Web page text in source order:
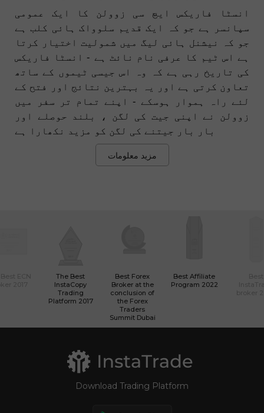
انسٹا فاریکس ایچ سی زوولن کا ایک عمومی
سپانسر ہے جو کہ ایک قدیم سلوواک ہائی کلب ہے
جو کہ نیشنل ہائی لیگ میں شمولیت اختیار کرتا
ہے اس ٹیم کا عرفی نام نائٹ ہے - انسٹا فاریکس
کی تاریخ رہی ہے کہ وہ اس جیسی ٹیموں کے ساتھ
تعاون کرتی ہے اور یہ بہترین نتائج اور فتح کے
لئے راہ ہموار ہوسکے - اپنے تمام تر سفر میں
زوولن نے اپنی جیت کی لگن ، بلند حوصلے اور
بار بار جیتنے کی لگن کو مزید نکھارا ہے
مزید معلومات
The Best
InstaCopy
Trading
Platform 2017
Best Forex
Broker at the
conclusion of
the Forex
Traders
Summit Dubai
Best Affiliate
Program 2022
Download Trading Platform